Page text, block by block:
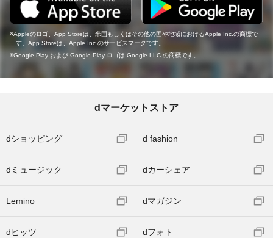
Appleのロゴ、App Storeは、米国もしくはその他の国や地域におけるApple Inc.の商標で
す。App Storeは、Apple Inc.のサービスマークです。
Google Play および Google Play ロゴは Google LLC の商標です。
dマーケットストア
dショッピング d fashion
dミュージック dカーシェア
Lemino dマガジン
dヒッツ dフォト